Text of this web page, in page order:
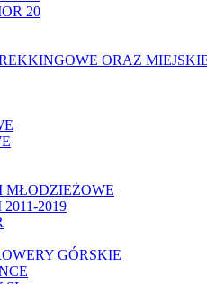
20
ORAZ
MŁODZIEŻOWE
2019
GÓRSKIE